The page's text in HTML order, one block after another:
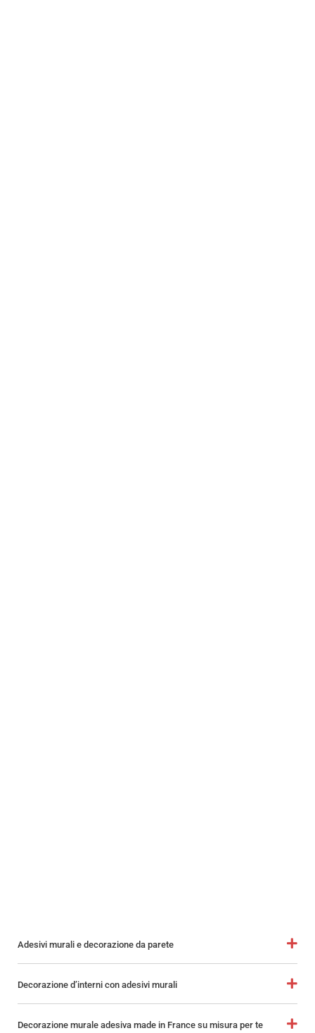
Adesivi murali e decorazione da parete
Decorazione d’interni con adesivi murali
Decorazione murale adesiva made in France su misura per te